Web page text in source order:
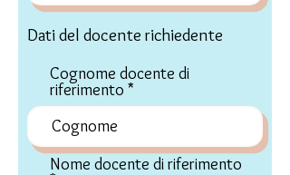
Dati del docente richiedente
Cognome docente di
riferimento
Nome docente di riferimento